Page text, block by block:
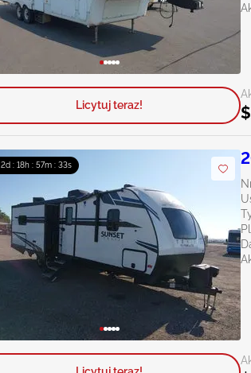
Licytuj teraz!
2d : 18h : 57m : 32s